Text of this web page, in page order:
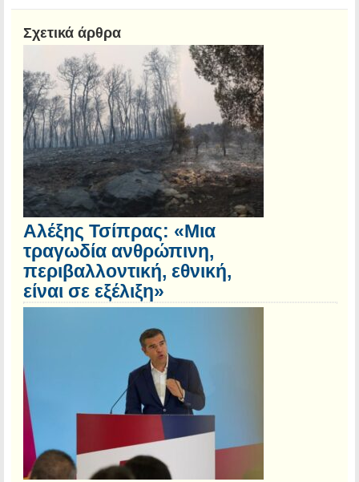
Σχετικά άρθρα
Αλέξης Τσίπρας: «Μια
τραγωδία ανθρώπινη,
περιβαλλοντική, εθνική,
είναι σε εξέλιξη»